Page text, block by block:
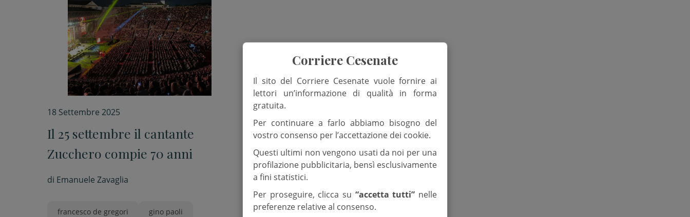
18 Settembre 2025
Il 25 settembre il cantante
Zucchero compie 70 anni
di Emanuele Zavaglia
francesco de gregori gino paoli
Corriere Cesenate
Il sito del Corriere Cesenate vuole fornire ai
lettori un’informazione di qualità in forma
gratuita.
Per continuare a farlo abbiamo bisogno del
vostro consenso per l’accettazione dei cookie.
Questi ultimi non vengono usati da noi per una
profilazione pubblicitaria, bensì esclusivamente
a fini statistici.
Per proseguire, clicca su “accetta tutti” nelle
preferenze relative al consenso.